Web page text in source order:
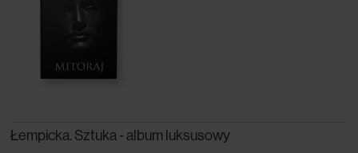
Łempicka. Sztuka - album luksusowy